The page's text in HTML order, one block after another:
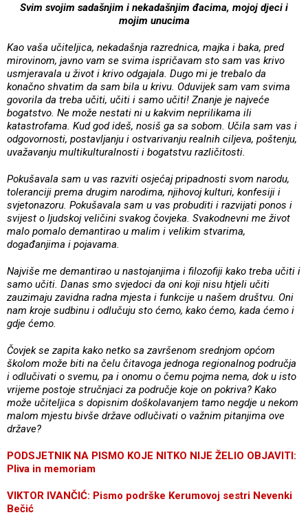
Svim svojim sadašnjim i nekadašnjim đacima, mojoj djeci i
mojim unucima
Kao vaša učiteljica, nekadašnja razrednica, majka i baka, pred
mirovinom, javno vam se svima ispričavam sto sam vas krivo
usmjeravala u život i krivo odgajala. Dugo mi je trebalo da
konačno shvatim da sam bila u krivu. Oduvijek sam vam svima
govorila da treba učiti, učiti i samo učiti! Znanje je najveće
bogatstvo. Ne može nestati ni u kakvim neprilikama ili
katastrofama. Kud god ideš, nosiš ga sa sobom. Učila sam vas i
odgovornosti, postavljanju i ostvarivanju realnih ciljeva, poštenju,
uvažavanju multikulturalnosti i bogatstvu različitosti.
Pokušavala sam u vas razviti osjećaj pripadnosti svom narodu,
toleranciji prema drugim narodima, njihovoj kulturi, konfesiji i
svjetonazoru. Pokušavala sam u vas probuditi i razvijati ponos i
svijest o ljudskoj veličini svakog čovjeka. Svakodnevni me život
malo pomalo demantirao u malim i velikim stvarima,
događanjima i pojavama.
Najviše me demantirao u nastojanjima i filozofiji kako treba učiti i
samo učiti. Danas smo svjedoci da oni koji nisu htjeli učiti
zauzimaju zavidna radna mjesta i funkcije u našem društvu. Oni
nam kroje sudbinu i odlučuju sto ćemo, kako ćemo, kada ćemo i
gdje ćemo.
Čovjek se zapita kako netko sa završenom srednjom općom
školom može biti na čelu čitavoga jednoga regionalnog područja
i odlučivati o svemu, pa i onomu o čemu pojma nema, dok u isto
vrijeme postoje stručnjaci za područje koje on pokriva? Kako
može učiteljica s dopisnim doškolavanjem tamo negdje u nekom
malom mjestu bivše države odlučivati o važnim pitanjima ove
države?
PODSJETNIK NA PISMO KOJE NITKO NIJE ŽELIO OBJAVITI:
Pliva in memoriam
VIKTOR IVANČIĆ: Pismo podrške Kerumovoj sestri Nevenki
Bečić